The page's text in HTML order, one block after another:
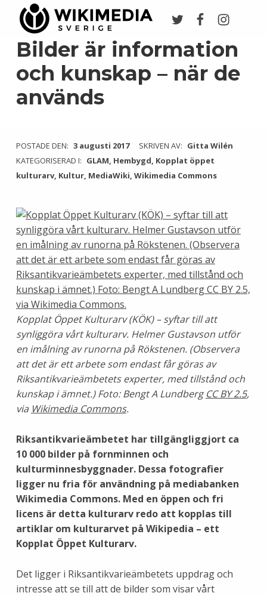
Bilder är information
och kunskap – när de
används
POSTADE DEN: 3 augusti 2017 SKRIVEN AV: Gitta Wilén
KATEGORISERAD I: GLAM, Hembygd, Kopplat öppet
kulturarv, Kultur, MediaWiki, Wikimedia Commons
Kopplat Öppet Kulturarv (KÖK) – syftar till att
synliggöra vårt kulturarv. Helmer Gustavson utför
en imålning av runorna på Rökstenen. (Observera
att det är ett arbete som endast får göras av
Riksantikvarieämbetets experter, med tillstånd och
kunskap i ämnet.) Foto: Bengt A LundbergCC BY 2.5,
via Wikimedia Commons.
Riksantikvarieämbetet har tillgängliggjort ca
10 000 bilder på fornminnen och
kulturminnesbyggnader. Dessa fotografier
ligger nu fria för användning på mediabanken
Wikimedia Commons. Med en öppen och fri
licens är detta kulturarv redo att kopplas till
artiklar om kulturarvet på Wikipedia – ett
Kopplat Öppet Kulturarv.
Det ligger i Riksantikvarieämbetets uppdrag och
intresse att se till att de bilder som visar vårt